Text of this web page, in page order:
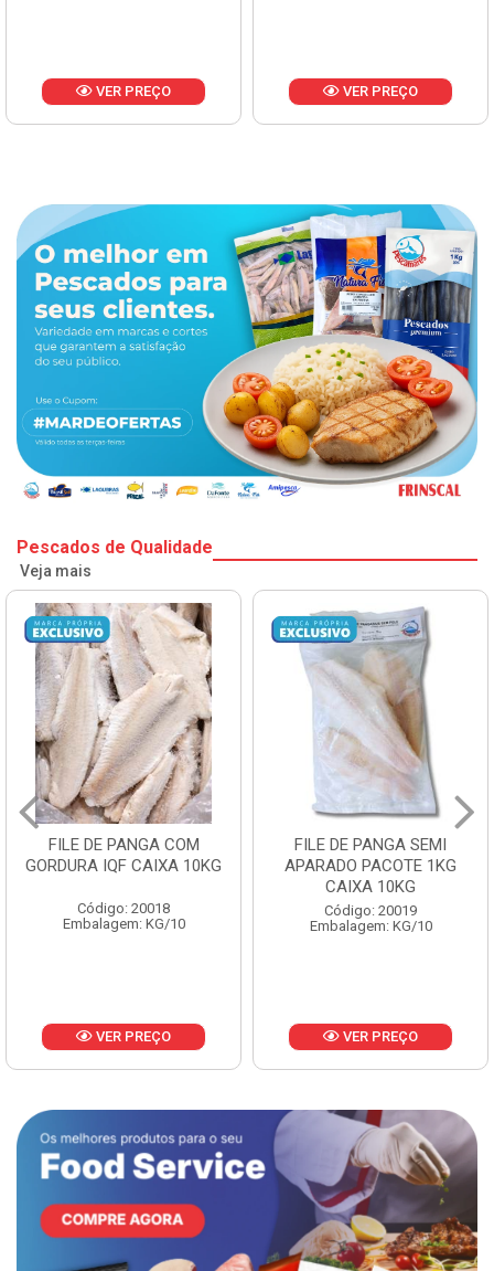
VER PREÇO VER PREÇO
Pescados de Qualidade
Veja mais
FILE DE PANGA SEMI
APARADO PACOTE 1KG
Código: 20019
Embalagem: KG/10
VER PREÇO
POLACA DESFIADA
PESCAMARES PCT5KG
CX10KG
Código: 20161
Embalagem: KG/10
VER PREÇO